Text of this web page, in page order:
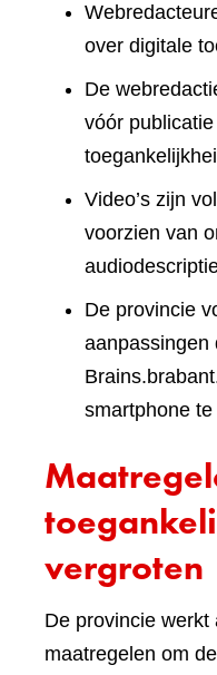
over digitale
De
vóór
Video’s zijn
voorzien van
De provincie
aanpassingen
smartphone
vergroten
De provincie werkt
maatregelen om